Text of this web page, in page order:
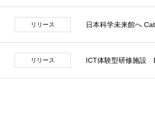
リリース 日本科学未来館へ
リリース ICT体験型研修施設